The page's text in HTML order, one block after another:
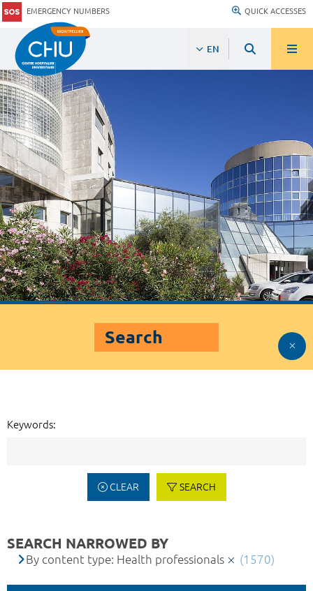
EMERGENCY NUMBERS QUICK ACCESSES
EN
Search
Keywords:
CLEAR SEARCH
SEARCH NARROWED BY
By content type: Health professionals (1570)